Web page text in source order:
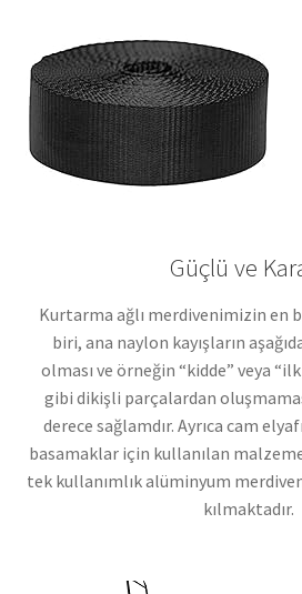
Güçlü ve
Kurtarma ağlı merdivenimizin en
biri, ana naylon kayışların
olması ve örneğin “kidde” veya
gibi dikişli parçalardan
derece sağlamdır. Ayrıca cam
basamaklar için kullanılan
tek kullanımlık alüminyum
kılmaktadır.